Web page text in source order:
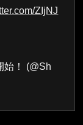
ZIjNJ
始！ (@Sh